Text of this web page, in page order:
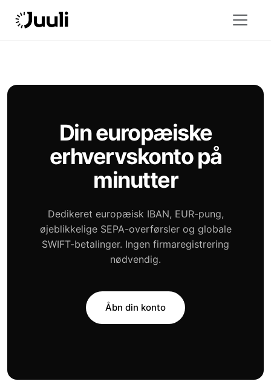
Din europæiske
erhvervskonto på
minutter
Dedikeret europæisk IBAN, EUR-pung,
øjeblikkelige SEPA-overførsler og globale
SWIFT-betalinger. Ingen firmaregistrering
nødvendig.
Åbn din konto